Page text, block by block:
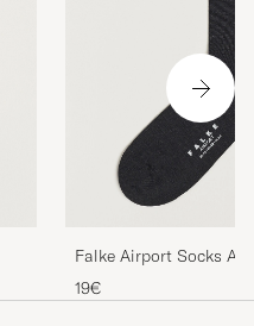
Falke Airport Socks
Melange
19€